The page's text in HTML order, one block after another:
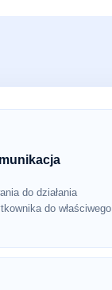
do działania
do właściwego